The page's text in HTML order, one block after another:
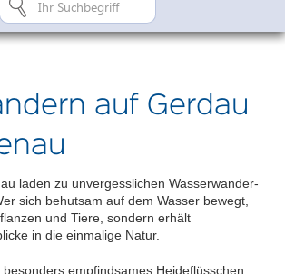
auf Gerdau
laden zu unvergesslichen Wasserwander-
sich behutsam auf dem Wasser bewegt,
und Tiere, sondern erhält
in die einmalige Natur.
empfindsames Heideflüsschen